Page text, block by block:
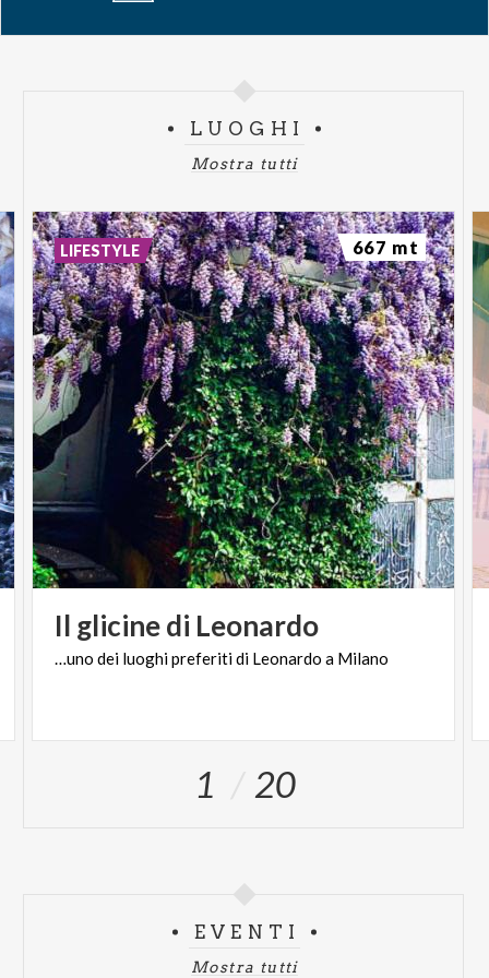
LUOGHI
Mostra tutti
Il glicinedi Leonardo
…uno dei luoghipreferitidi Leonardo a Milano
LIFESTYLE 667 mt
1 20
EVENTI
Mostra tutti